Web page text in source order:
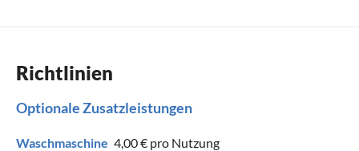
Richtlinien
Optionale Zusatzleistungen
Waschmaschine 4,00 € pro Nutzung